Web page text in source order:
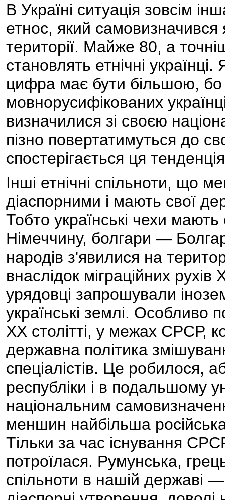
В Україні ситуація зовсім
етнос, який самовизначився
території. Майже 80, а
становлять етнічні
цифра має бути більшою,
мовнорусифікованих
визначилися зі своєю
пізно повертатимуться до
спостерігається ця
Інші етнічні спільноти, що
діаспорними і мають свої
Тобто українські чехи
Німеччину, болгари —
народів з'явилися на
внаслідок міграційних рухів
урядовці запрошували
українські землі. Особливо
ХХ столітті, у межах СРСР,
державна політика
спеціалістів. Це робилося,
республіки і в подальшому
національним
меншин найбільша
Тільки за час існування
потроїлася. Румунська,
спільноти в нашій державі